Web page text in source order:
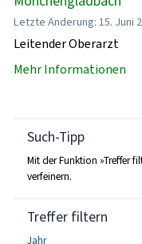
Letzte Änderung: 15. Juni
Leitender Oberarzt
Mehr Informationen
Such-Tipp
Mit der Funktion »Treffer
verfeinern.
Treffer filtern
Jahr